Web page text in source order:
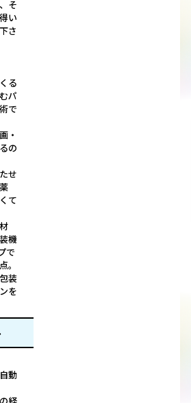
そ
い
さ
る
パ
で
・
の
せ
て
機
で
。
装
を
動